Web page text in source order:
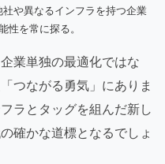
業単独の最適化ではな
つながる勇気」にありま
ラとタッグを組んだ新し
確かな道標となるでしょ